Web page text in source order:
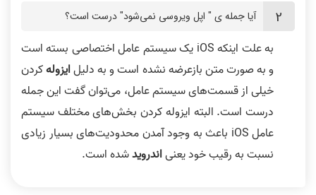
آیا جمله ی " اپل ویروسی نمی‌شود" درست است؟
به علت اینکه iOS یک سیستم عامل اختصاصی بسته است
و به صورت متن بازعرضه نشده است و به دلیلایزولهکردن
خیلی از قسمت‌های سیستم عامل، می‌توان گفت این جمله
درست است. البته ایزوله کردن بخش‌های مختلف سیستم
عامل iOS باعث به وجود آمدن محدودیت‌های بسیار زیادی
نسبت به رقیب خود یعنیاندرویدشده است.